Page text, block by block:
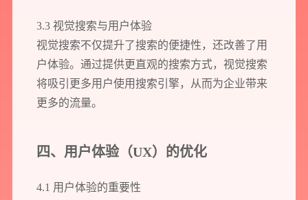
实施方案及对应预算等
您需要： 网站建设 数字产品研发
SEO搜索优化
品牌设计
您希望： 预约面谈
3.3 视觉搜索与用户体验
视觉搜索不仅提升了搜索的便捷性，还改善了用
户体验。通过提供更直观的搜索方式，视觉搜索
将吸引更多用户使用搜索引擎，从而为企业带来
更多的流量。
四、用户体验（UX）的优化
4.1 用户体验的重要性